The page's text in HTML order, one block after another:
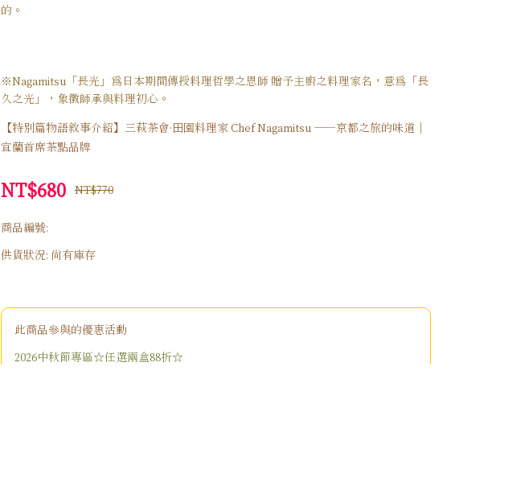
的。
※Nagamitsu「長光」為日本期間傳授料理哲學之恩師 贈予主廚之料理家名，意為「長
久之光」，象徵師承與料理初心。
【特別篇物語敘事介紹】三萩茶會·田園料理家 Chef Nagamitsu ——京都之旅的味道｜
宜蘭首席茶點品牌
NT$680 NT$770
商品編號:
供貨狀況: 尚有庫存
此商品參與的優惠活動
2026中秋節專區☆任選兩盒88折☆